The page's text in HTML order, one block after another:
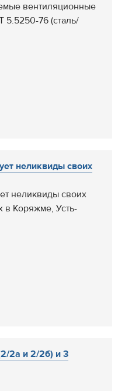
вентиляционные
76 (сталь/
неликвиды своих
неликвиды своих
в Коряжме, Усть-
2а и 2/2б) и 3